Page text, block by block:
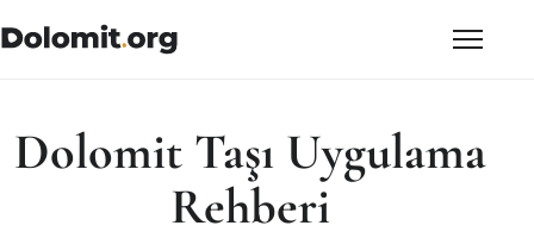
Dolomit Taşı Uygulama
Rehberi